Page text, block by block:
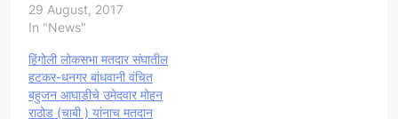
29 August, 2017
In "News"
हिंगोली लोकसभा मतदार संघातील
हटकर-धनगर बांधवानी वंचित
बहुजन आघाडीचे उमेदवार मोहन
राठोड (चाबी ) यांनाच मतदान